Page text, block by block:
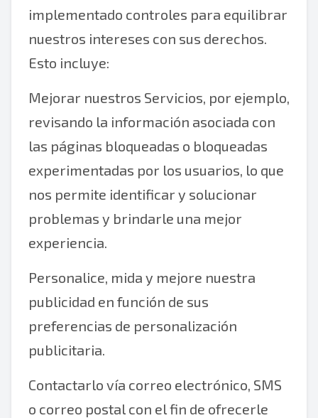
implementado controles para equilibrar
nuestros intereses con sus derechos.
Esto incluye:
Mejorar nuestros Servicios, por ejemplo,
revisando la información asociada con
las páginas bloqueadas o bloqueadas
experimentadas por los usuarios, lo que
nos permite identificar y solucionar
problemas y brindarle una mejor
experiencia.
Personalice, mida y mejore nuestra
publicidad en función de sus
preferencias de personalización
publicitaria.
Contactarlo vía correo electrónico, SMS
o correo postal con el fin de ofrecerle